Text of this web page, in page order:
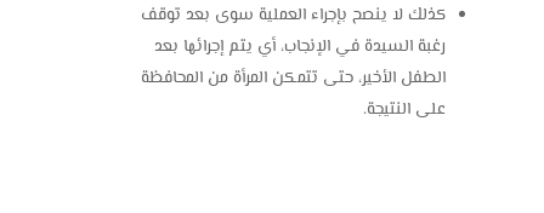
كذلك لا ينصح بإجراء العملية سوى بعد توقف
رغبة السيدة في الإنجاب، أي يتم إجرائها بعد
الطفل الأخير، حتى تتمكن المرأة من المحافظة
على النتيجة.